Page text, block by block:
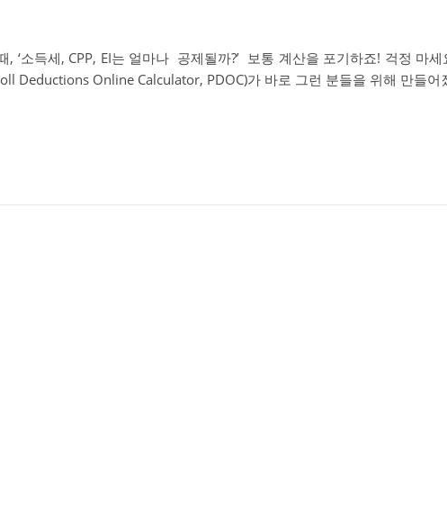
, ‘소득세, CPP, EI는 얼마나 공제될까?’ 보통 계산을 포기하죠! 걱정 마
Deductions Online Calculator, PDOC)가 바로 그런 분들을 위해 만들